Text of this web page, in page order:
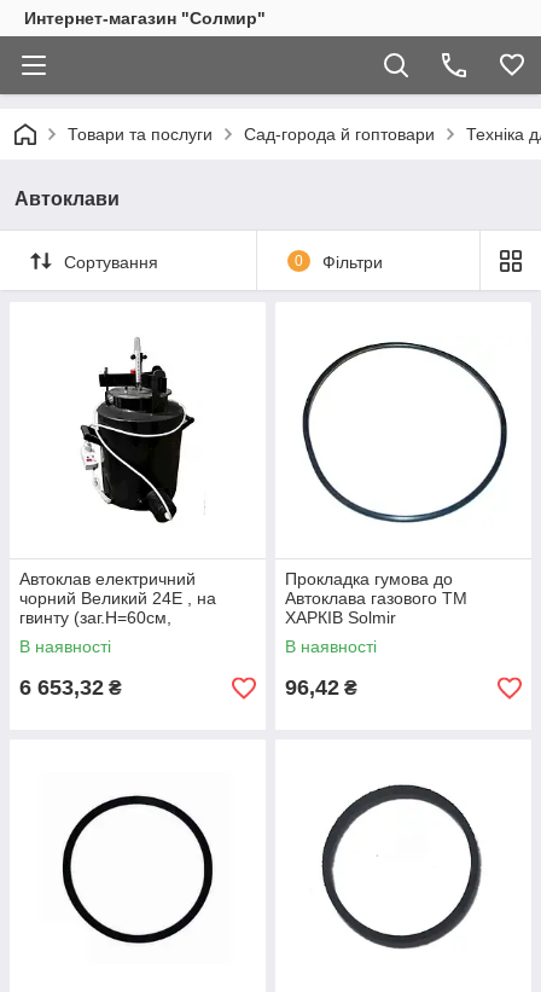
Интернет-магазин "Солмир"
Товари та послуги Сад-города й гоптовари Техніка
Автоклави
Сортування 0 Фільтри
Автоклав електричний
чорний Великий 24Е , на
гвинту (заг.H=60см,
роб.H=45см D=30см) ТМ
ХАРКІВ ТМ ХАРКІВ
В наявності
6 653,32 ₴
Прокладка гумова до
Автоклава газового ТМ
ХАРКІВ Solmir
В наявності
96,42 ₴